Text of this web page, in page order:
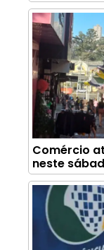
Comércio
neste